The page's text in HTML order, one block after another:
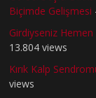
Biçimde Gelişmesi
Girdiyseniz Hemen
13.804 views
Kırık Kalp
views